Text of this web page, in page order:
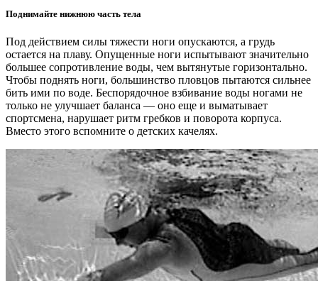
Поднимайте нижнюю часть тела
Под действием силы тяжести ноги опускаются, а грудь
остается на плаву. Опущенные ноги испытывают значительно
большее сопротивление воды, чем вытянутые горизонтально.
Чтобы поднять ноги, большинство пловцов пытаются сильнее
бить ими по воде. Беспорядочное взбивание воды ногами не
только не улучшает баланса — оно еще и выматывает
спортсмена, нарушает ритм гребков и поворота корпуса.
Вместо этого вспомните о детских качелях.